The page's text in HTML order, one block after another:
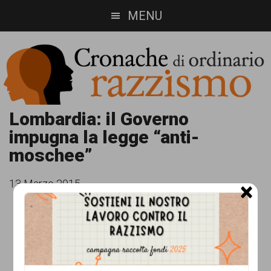
to
main
content
to
footer
MENU
Cronache
di
ordinario
razzismo
Cronachediordinariorazzismo.org
un
sito
informazione,
Lombardia: il Governo
impugna la legge “anti-
moschee”
13 Marzo 2015 ×